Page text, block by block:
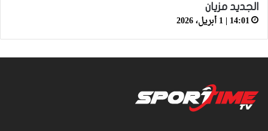
الجديد مزيان
14:01 | 1 أبريل، 2026